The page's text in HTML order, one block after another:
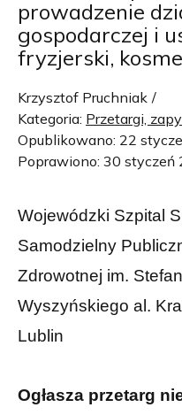
prowadzenie
gospodarczej i
fryzjerski,
Krzysztof Pruchniak
Kategoria: Przetargi,
Opublikowano: 22
Poprawiono: 30 styczeń
Wojewódzki Szpital
Samodzielny
Zdrowotnej im.
Wyszyńskiego al.
Lublin
Ogłasza przetarg